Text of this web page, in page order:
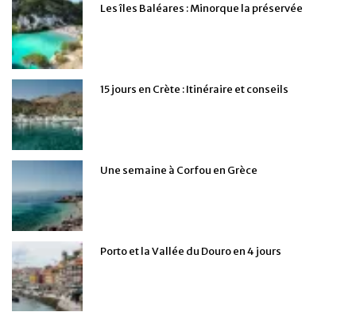
Les îles Baléares : Minorque la préservée
15 jours en Crète : Itinéraire et conseils
Une semaine à Corfou en Grèce
Porto et la Vallée du Douro en 4 jours